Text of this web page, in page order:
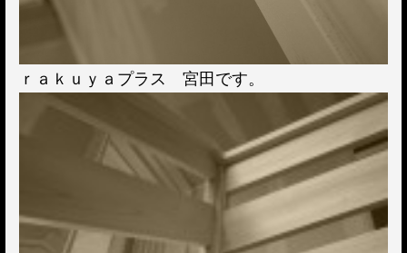
ｒａｋｕｙａプラス 宮田です。